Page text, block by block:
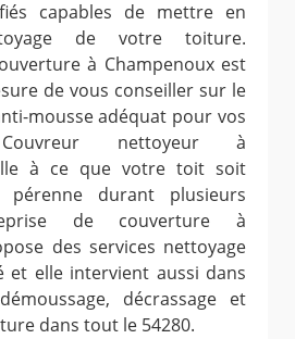
capables de mettre en
de votre toiture.
à Champenoux est
de vous conseiller sur le
mousse adéquat pour vos
Couvreur nettoyeur à
à ce que votre toit soit
durant plusieurs
de couverture à
des services nettoyage
elle intervient aussi dans
décrassage et
dans tout le 54280.